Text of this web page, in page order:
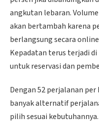
angkutan lebaran.
akan bertambah karena
berlangsung secara
Kepadatan terus terjadi
untuk reservasi dan
Dengan 52 perjalanan
banyak alternatif
pilih sesuai